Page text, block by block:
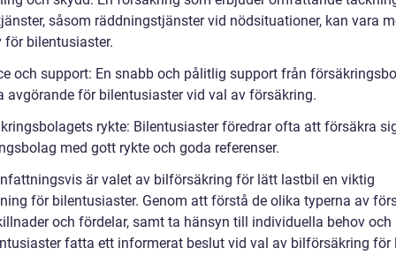
såsom räddningstjänster vid nödsituationer, kan vara
för bilentusiaster.
och support: En snabb och pålitlig support från
avgörande för bilentusiaster vid val av försäkring.
rykte: Bilentusiaster föredrar ofta att försäkra
med gott rykte och goda referenser.
är valet av bilförsäkring för lätt lastbil en viktig
för bilentusiaster. Genom att förstå de olika typerna av
och fördelar, samt ta hänsyn till individuella behov och
fatta ett informerat beslut vid val av bilförsäkring för